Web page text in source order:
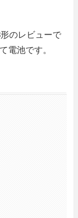
のレビューで
電池です。